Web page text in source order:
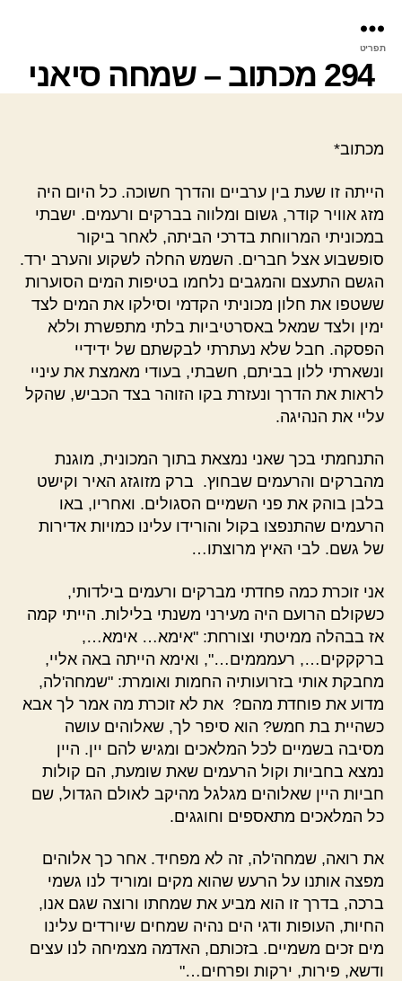
תפריט
294 מכתוב – שמחה סיאני
מכתוב*
הייתה זו שעת בין ערביים והדרך חשוכה. כל היום היה
מזג אוויר קודר, גשום ומלווה בברקים ורעמים. ישבתי
במכוניתי המרווחת בדרכי הביתה, לאחר ביקור
סופשבוע אצל חברים. השמש החלה לשקוע והערב ירד.
הגשם התעצם והמגבים נלחמו בטיפות המים הסוערות
ששטפו את חלון מכוניתי הקדמי וסילקו את המים לצד
ימין ולצד שמאל באסרטיביות בלתי מתפשרת וללא
הפסקה. חבל שלא נעתרתי לבקשתם של ידידיי
ונשארתי ללון בביתם, חשבתי, בעודי מאמצת את עיניי
לראות את הדרך ונעזרת בקו הזוהר בצד הכביש, שהקל
עליי את הנהיגה.
התנחמתי בכך שאני נמצאת בתוך המכונית, מוגנת
מהברקים והרעמים שבחוץ. ברק מזוגזג האיר וקישט
בלבן בוהק את פני השמיים הסגולים. ואחריו, באו
הרעמים שהתנפצו בקול והורידו עלינו כמויות אדירות
של גשם. לבי האיץ מרוצתו…
אני זוכרת כמה פחדתי מברקים ורעמים בילדותי,
כשקולם הרועם היה מעירני משנתי בלילות. הייתי קמה
אז בבהלה ממיטתי וצורחת: "אימא… אימא…,
ברקקקים…, רעמממים…", ואימא הייתה באה אליי,
מחבקת אותי בזרועותיה החמות ואומרת: "שמחה'לה,
מדוע את פוחדת מהם? את לא זוכרת מה אמר לך אבא
כשהיית בת חמש? הוא סיפר לך, שאלוהים עושה
מסיבה בשמיים לכל המלאכים ומגיש להם יין. היין
נמצא בחביות וקול הרעמים שאת שומעת, הם קולות
חביות היין שאלוהים מגלגל מהיקב לאולם הגדול, שם
כל המלאכים מתאספים וחוגגים.
את רואה, שמחה'לה, זה לא מפחיד. אחר כך אלוהים
מפצה אותנו על הרעש שהוא מקים ומוריד לנו גשמי
ברכה, בדרך זו הוא מביע את שמחתו ורוצה שגם אנו,
החיות, העופות ודגי הים נהיה שמחים שיורדים עלינו
מים זכים משמיים. בזכותם, האדמה מצמיחה לנו עצים
ודשא, פירות, ירקות ופרחים…"